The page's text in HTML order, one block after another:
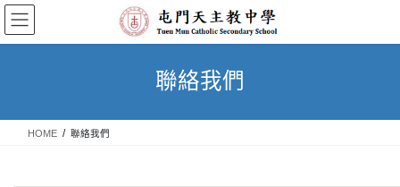
Skip
the
Skip
the
聯絡我們
HOME 聯絡我們